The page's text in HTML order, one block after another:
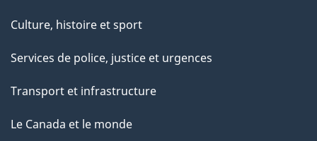
Culture, histoire et sport
Services de police, justice et urgences
Transport et infrastructure
Le Canada et le monde